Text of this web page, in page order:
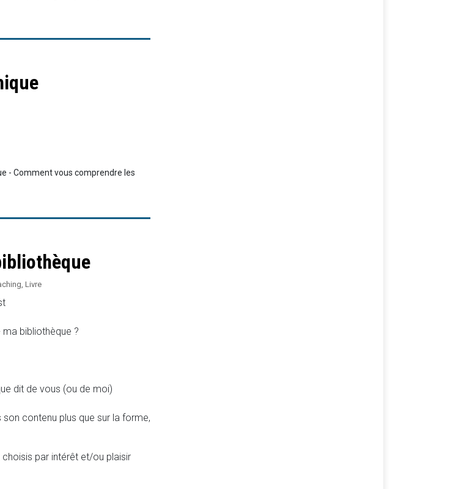
- Comment vous comprendre les
Livre
bibliothèque ?
dit de vous (ou de moi)
son contenu plus que sur la forme,
choisis par intérêt et/ou plaisir